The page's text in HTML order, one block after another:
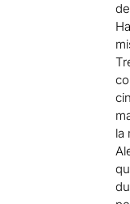
la